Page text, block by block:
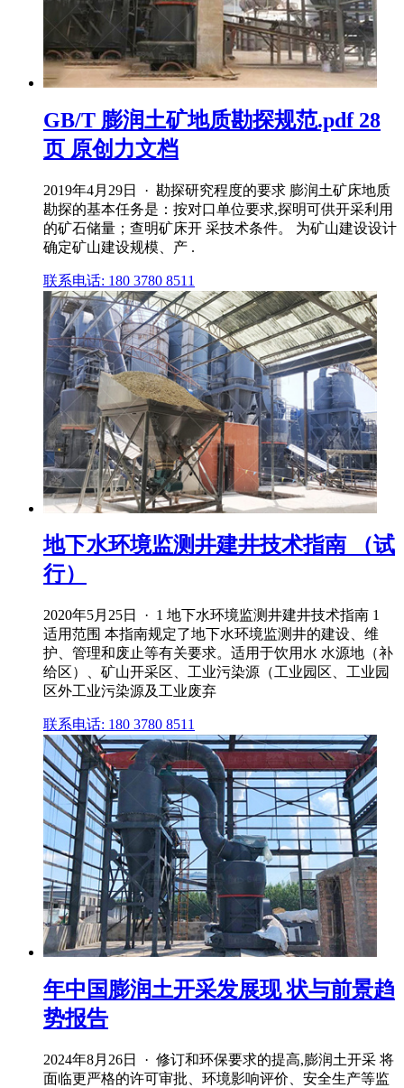
GB/T 膨润土矿地质勘探规范.pdf 28
页 原创力文档
2019年4月29日 · 勘探研究程度的要求 膨润土矿床地质
勘探的基本任务是：按对口单位要求,探明可供开采利用
的矿石储量；查明矿床开 采技术条件。 为矿山建设设计
确定矿山建设规模、产 .
联系电话: 180 3780 8511
地下水环境监测井建井技术指南 （试
行）
2020年5月25日 · 1 地下水环境监测井建井技术指南 1
适用范围 本指南规定了地下水环境监测井的建设、维
护、管理和废止等有关要求。适用于饮用水 水源地（补
给区）、矿山开采区、工业污染源（工业园区、工业园
区外工业污染源及工业废弃
联系电话: 180 3780 8511
年中国膨润土开采发展现 状与前景趋
势报告
2024年8月26日 · 修订和环保要求的提高,膨润土开采 将
面临更严格的许可审批、环境影响评价、安全生产等监